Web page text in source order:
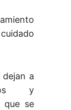
dejan a
y
que se